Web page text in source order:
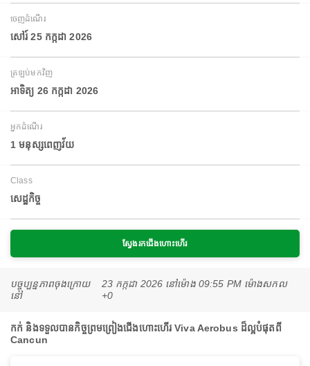
ចេញដំណើរ
សៅរ៍ 25 កក្កដា 2026
ត្រឡប់មកវិញ
អាទិត្យ 26 កក្កដា 2026
អ្នកដំណើរ
1 មនុស្សពេញវ័យ
Class
សេដ្ឋកិច្ច
ស្វែងរកជើងហោះហើរ
បច្ចុប្បន្នភាពចុងក្រោយ
នៅ
23 កក្កដា 2026 នៅ​ម៉ោង 09:55 PM ម៉ោង​សកល
+0
កក់ និងទទួលបានកិច្ចព្រមព្រៀងជើងហោះហើរ Viva Aerobus ដ៏ល្អបំផុតពី
Cancun